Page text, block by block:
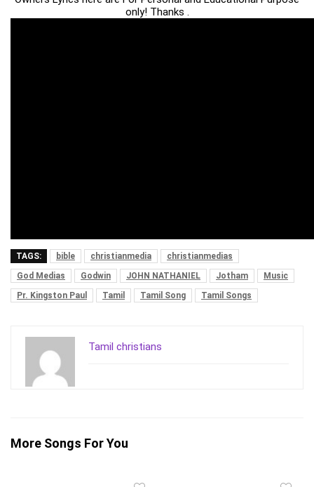
only! Thanks .
TAGS: bible christianmedia
christianmedias
God Medias
Godwin JOHN NATHANIEL Jotham
Music
Pr. Kingston Paul
Tamil Tamil Song Tamil Songs
Tamil christians
More Songs For You